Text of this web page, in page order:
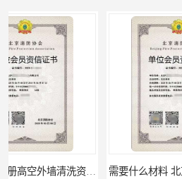
需要什么材料 北京消防协会会员证有什么要求